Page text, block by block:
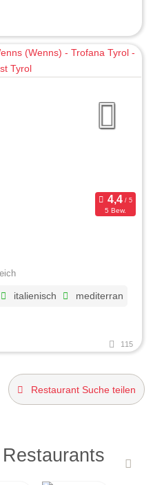
5 Bew.
italienisch mediterran
115
Restaurant Suche teilen